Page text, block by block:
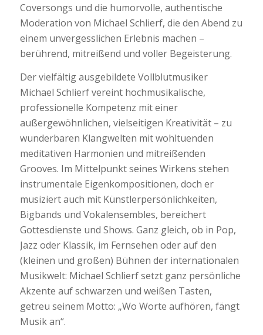
Coversongs und die humorvolle, authentische
Moderation von Michael Schlierf, die den Abend zu
einem unvergesslichen Erlebnis machen –
berührend, mitreißend und voller Begeisterung.
Der vielfältig ausgebildete Vollblutmusiker
Michael Schlierf vereint hochmusikalische,
professionelle Kompetenz mit einer
außergewöhnlichen, vielseitigen Kreativität – zu
wunderbaren Klangwelten mit wohltuenden
meditativen Harmonien und mitreißenden
Grooves. Im Mittelpunkt seines Wirkens stehen
instrumentale Eigenkompositionen, doch er
musiziert auch mit Künstlerpersönlichkeiten,
Bigbands und Vokalensembles, bereichert
Gottesdienste und Shows. Ganz gleich, ob in Pop,
Jazz oder Klassik, im Fernsehen oder auf den
(kleinen und großen) Bühnen der internationalen
Musikwelt: Michael Schlierf setzt ganz persönliche
Akzente auf schwarzen und weißen Tasten,
getreu seinem Motto: „Wo Worte aufhören, fängt
Musik an“.